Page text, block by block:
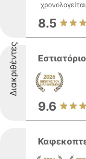
8.5
Διακριθέντες
9.6